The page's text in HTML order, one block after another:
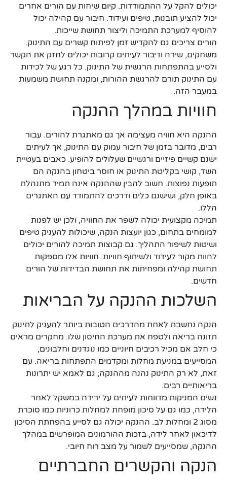
יכולים להקל על ההתמודדות. קיום שיחות עם הורים אחרים
יכול להציע תובנות, טיפים ועידוד. חיבור עם קהילה יכול
להוסיף למערכת התמיכה וליצור תחושת שייכות.
הורים צריכים גם להקדיש זמן לפיתוח קשרים עם התינוק.
משחקים, שירה ודיבור לעיתים קרובות יכולים לחזק את הקשר
ולסייע בהתפתחות הרגשית של התינוק. כל רגע של לכידות
עם התינוק תורם להרגשת ההורות, ומקנה תחושת משמעות
במעבר הזה.
חוויות במהלך ההנקה
ההנקה היא חוויה מעצימה אך גם מאתגרת להורים. עבור
רבים, מדובר בזמן של חיבור עמוק עם התינוק, אך לעיתים
ישנם קשיים פיזיים ורגשיים שעלולים להופיע. כאבים בעטיית
השד, קושי בקליטת התינוק או חוסר ביטחון בהנקה הם
תופעות נפוצות. חשוב להבין שההנקה אינה תמיד מתנהלת
באופן חלק, ושישנם כלים ודרכים להתמודד עם האתגרים
הללו.
תמיכה מקצועית יכולה לשפר את החוויה, ולכן יש לפנות
למומחים בתחום, כגון יועצות הנקה, שיכולות להעניק טיפים
ושיטות לשיפור התהליך. גם קבוצות תמיכה להורים יכולים
להוות מקור לעידוד ולשיתוף חוויות. חוויות אלו מספקות
תחושת קהילה ומפחיתות את תחושת הבדידות של הורים
חדשים.
השלכות ההנקה על הבריאות
הנקה נחשבת לאחת מהדרכים הטובות ביותר להעניק לתינוק
תזונה בריאה ולטפח את מערכת החיסון שלו. מחקרים מראים
כי חלב אם מכיל רכיבים חיוניים כמו נוגדנים וחלבונים,
המסייעים במניעת מחלות ומקדמים התפתחות בריאה. עם
זאת, לא רק התינוק נהנה מההנקה; גם לאמא יש יתרונות
בריאותיים רבים.
נשים המניקות מדווחות לעיתים על ירידה במשקל לאחר
הלידה, כמו גם על סיכון מופחת למחלות כרוניות כמו סוכרת
מסוג 2 ומחלות לב. ההנקה יכולה גם לסייע בהפחתת הסיכון
לדיכאון לאחר לידה, בזכות ההורמונים המופרשים במהלך
ההנקה, שמסייעים לשמור על מצב רוח חיובי.
הנקה והקשרים החברתיים